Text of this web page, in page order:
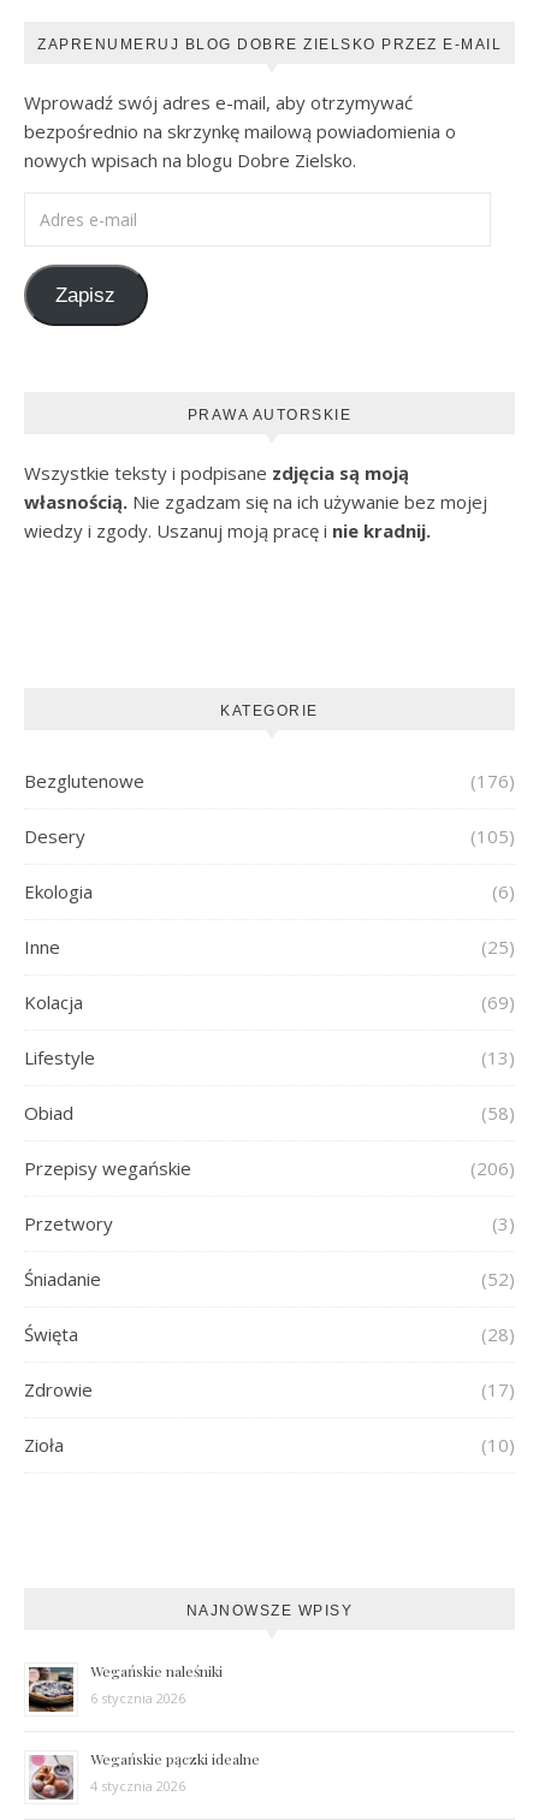
ZAPRENUMERUJ BLOG DOBRE ZIELSKO PRZEZ E-MAIL
Wprowadź swój adres e-mail, aby otrzymywać
bezpośrednio na skrzynkę mailową powiadomienia o
nowych wpisach na blogu Dobre Zielsko.
Zapisz
PRAWA AUTORSKIE
Wszystkie teksty i podpisane zdjęcia są moją
własnością. Nie zgadzam się na ich używanie bez mojej
wiedzy i zgody. Uszanuj moją pracę i nie kradnij.
KATEGORIE
Bezglutenowe (176)
Desery (105)
Ekologia (6)
Inne (25)
Kolacja (69)
Lifestyle (13)
Obiad (58)
Przepisy wegańskie (206)
Przetwory (3)
Śniadanie (52)
Święta (28)
Zdrowie (17)
Zioła (10)
NAJNOWSZE WPISY
Wegańskie naleśniki
6 stycznia 2026
Wegańskie pączki idealne
4 stycznia 2026